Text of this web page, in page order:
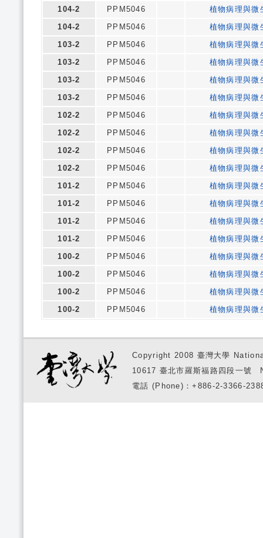
104-2
PPM5046
植物病理與微
104-2
PPM5046
植物病理與微
103-2
PPM5046
植物病理與微
103-2
PPM5046
植物病理與微
103-2
PPM5046
植物病理與微
103-2
PPM5046
植物病理與微
102-2
PPM5046
植物病理與微
102-2
PPM5046
植物病理與微
102-2
PPM5046
植物病理與微
102-2
PPM5046
植物病理與微
101-2
PPM5046
植物病理與微
101-2
PPM5046
植物病理與微
101-2
PPM5046
植物病理與微
101-2
PPM5046
植物病理與微
100-2
PPM5046
植物病理與微
100-2
PPM5046
植物病理與微
100-2
PPM5046
植物病理與微
100-2
PPM5046 植物病理與微
Copyright 2008 臺灣大學
10617 臺北市羅斯福路四段一
電話 (Phone)：+886-2-3366-